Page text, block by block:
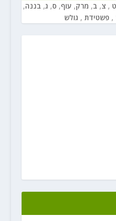
, צ, ב, מרק, עוף, ס, ג, בננה,
, פשטידת , גולש